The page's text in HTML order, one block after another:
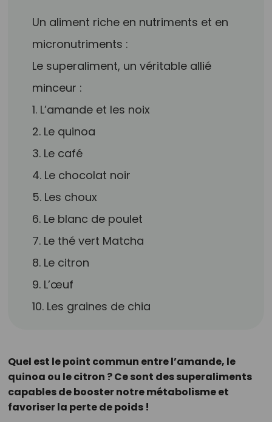
Un aliment riche en nutriments et en
micronutriments :
Le superaliment, un véritable allié
minceur :
1. L’amande et les noix
2. Le quinoa
3. Le café
4. Le chocolat noir
5. Les choux
6. Le blanc de poulet
7. Le thé vert Matcha
8. Le citron
9. L’œuf
10. Les graines de chia
Quel est le point commun entre l’amande, le
quinoa ou le citron ? Ce sont des superaliments
capables de booster notre métabolisme et
favoriser la perte de poids !